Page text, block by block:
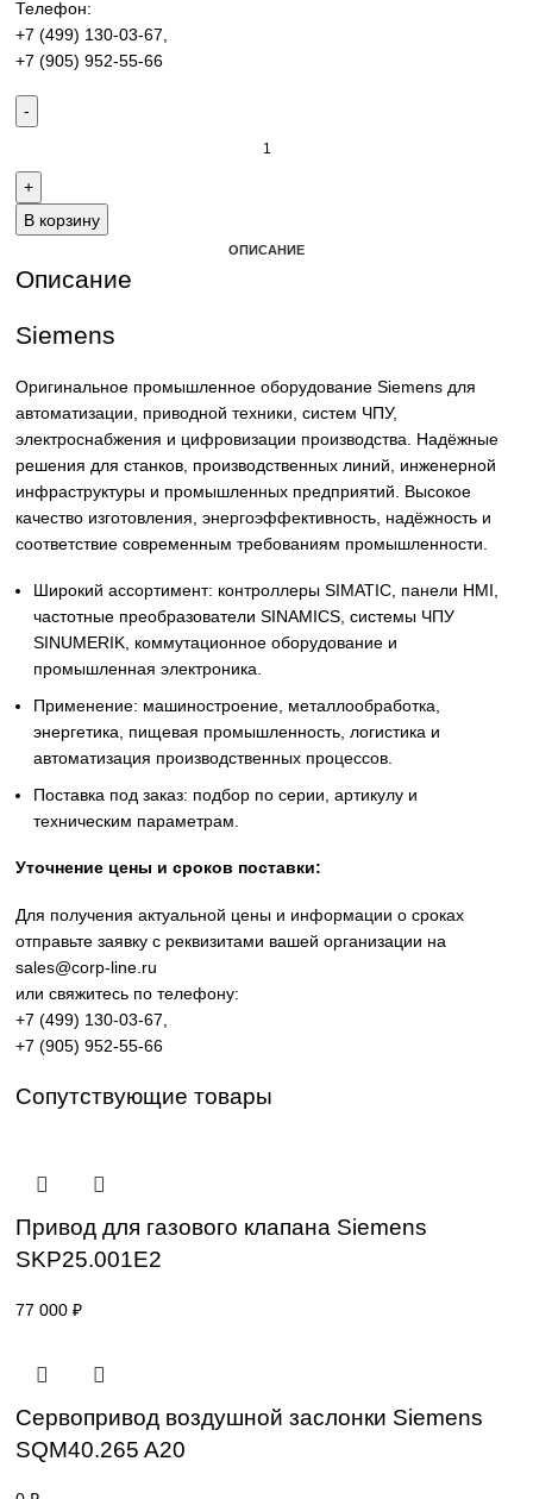
производственных линий и предприятий различных
Email:
Телефон:
+7 (499) 130-03-67
+7 (905) 952-55-66
В корзину
ОПИСАНИЕ
Описание
Siemens
Оригинальное промышленное оборудование Siemens
автоматизации, приводной техники, систем ЧПУ,
электроснабжения и цифровизации производства.
инфраструктуры и промышленных предприятий.
качество изготовления, энергоэффективность,
Широкий ассортимент: контроллеры SIMATIC, панели
частотные преобразователи SINAMICS, системы ЧПУ
промышленная электроника.
Применение: машиностроение, металлообработка,
энергетика, пищевая промышленность, логистика и
автоматизация производственных процессов.
Поставка под заказ: подбор по серии, артикулу и
техническим параметрам.
Для получения актуальной цены и информации о сроках
отправьте заявку с реквизитами вашей организации на
sales@corp-line.ru
+7 (499) 130-03-67
Сопутствующие товары